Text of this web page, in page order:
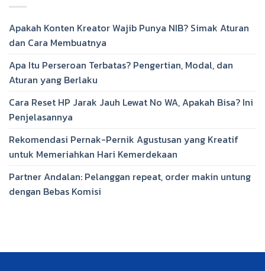
Apakah Konten Kreator Wajib Punya NIB? Simak Aturan
dan Cara Membuatnya
Apa Itu Perseroan Terbatas? Pengertian, Modal, dan
Aturan yang Berlaku
Cara Reset HP Jarak Jauh Lewat No WA, Apakah Bisa? Ini
Penjelasannya
Rekomendasi Pernak-Pernik Agustusan yang Kreatif
untuk Memeriahkan Hari Kemerdekaan
Partner Andalan: Pelanggan repeat, order makin untung
dengan Bebas Komisi